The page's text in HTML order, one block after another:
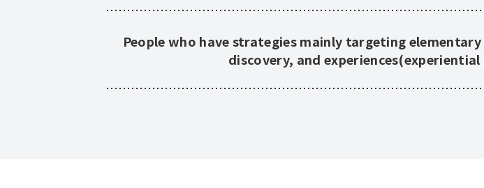
People who have strategies mainly targeting
discovery, and